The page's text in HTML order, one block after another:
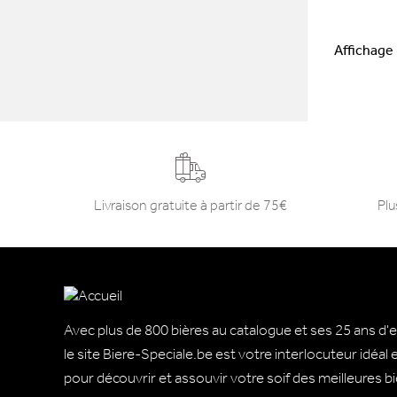
Affichage
Livraison gratuite à partir de 75€
Avec plus de 800 bières au catalogue et ses 25 ans
le site Biere-Speciale.be est votre interlocuteur idéal
pour découvrir et assouvir votre soif des meilleures